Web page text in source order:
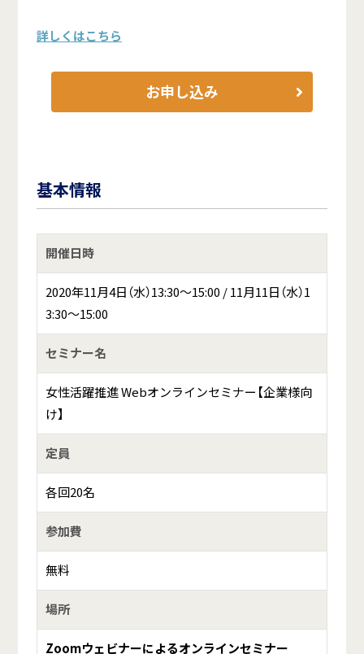
詳しくはこちら
お申し込み
基本情報
開催日時
2020年11月4日（水）13:30～15:00 / 11月11日（水）1
3:30～15:00
セミナー名
女性活躍推進 Webオンラインセミナー【企業様向
け】
定員
各回20名
参加費
無料
場所
Zoomウェビナーによるオンラインセミナー